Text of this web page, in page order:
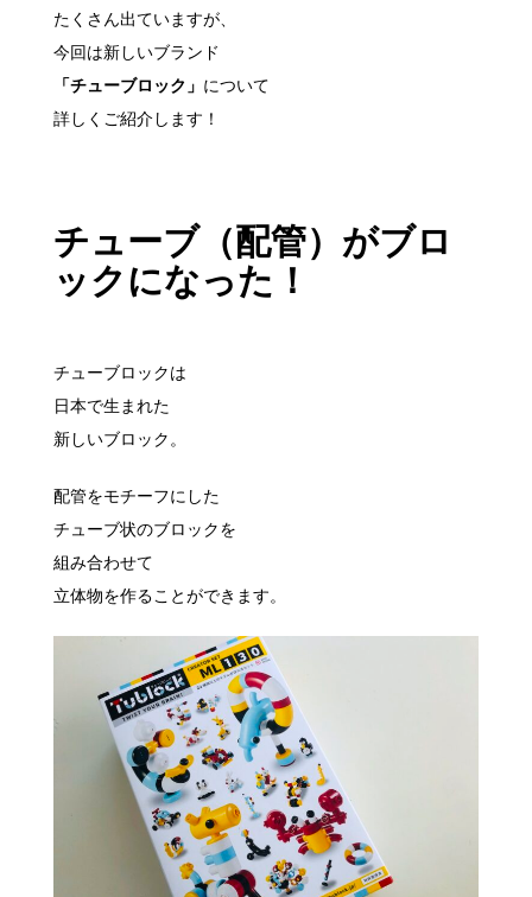
たくさん出ていますが、
今回は新しいブランド
「チューブロック」 について
詳しくご紹介します！
チューブ（配管）がブロ
ックになった！
チューブロックは
日本で生まれた
新しいブロック。
配管をモチーフにした
チューブ状のブロックを
組み合わせて
立体物を作ることができます。